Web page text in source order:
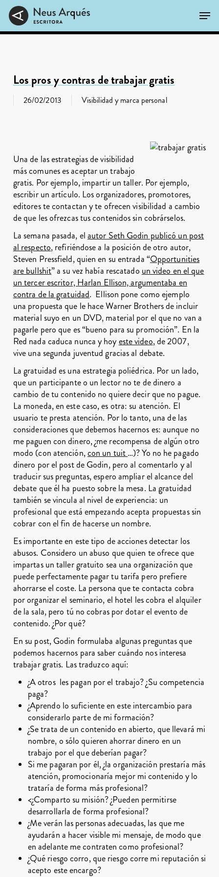
Skip
main
Los pros y contras de trabajar gratis
26/02/2013 Visibilidad y marca personal
Una de las estrategias de visibilidad
más comunes es aceptar un trabajo
gratis. Por ejemplo, impartir un taller. Por ejemplo,
escribir un artículo. Los organizadores, promotores,
editores te contactan y te ofrecen visibilidad a cambio
de que les ofrezcas tus contenidos sin cobrárselos.
La semana pasada, elautor Seth Godin publicó un post
al respecto, refiriéndose a la posición de otro autor,
Steven Pressfield, quien en su entrada “Opportunities
are bullshit” a su vez había rescatado un video en el que
un tercer escritor, Harlan Ellison, argumentaba en
contra de la gratuidad. Ellison pone como ejemplo
una propuesta que le hace Warner Brothers de incluir
material suyo en un DVD, material por el que no van a
pagarle pero que es “bueno para su promoción”. En la
Red nada caduca nunca y hoyeste video, de 2007,
vive una segunda juventud gracias al debate.
La gratuidad es una estrategia poliédrica. Por un lado,
que un participante o un lector no te de dinero a
cambio de tu contenido no quiere decir que no pague.
La moneda, en este caso, es otra: su atención. El
usuario te presta atención. Por lo tanto, una de las
consideraciones que debemos hacernos es: aunque no
me paguen con dinero, ¿me recompensa de algún otro
modo (con atención,con un tuit…)? Yo no he pagado
dinero por el post de Godin, pero al comentarlo y al
traducir sus preguntas, espero ampliar el alcance del
debate que él ha puesto sobre la mesa. La gratuidad
también se vincula al nivel de experiencia: un
profesional que está empezando acepta propuestas sin
cobrar con el fin de hacerse un nombre.
Es importante en este tipo de acciones detectar los
abusos. Considero un abuso que quien te ofrece que
impartas un taller gratuito sea una organización que
puede perfectamente pagar tu tarifa pero prefiere
ahorrarse el coste. La persona que te contacta cobra
por organizar el seminario, el hotel les cobra el alquiler
de la sala, pero tú no cobras por dotar el evento de
contenido. ¿Por qué?
En su post, Godin formulaba algunas preguntas que
podemos hacernos para saber cuándo nos interesa
trabajar gratis. Las traduzco aquí:
¿A otros les pagan por el trabajo? ¿Su competencia
paga?
¿Aprendo lo suficiente en este intercambio para
considerarlo parte de mi formación?
¿Se trata de un contenido en abierto, que llevará mi
nombre, o sólo quieren ahorrar dinero en un
trabajo por el que deberían pagar?
Si me pagaran por él, ¿la organización prestaría más
atención, promocionaría mejor mi contenido y lo
trataría de forma más profesional?
<¿Comparto su misión? ¿Pueden permitirse
desarrollarla de forma profesional?
¿Me verán las personas adecuadas, las que me
ayudarán a hacer visible mi mensaje, de modo que
en adelante me contraten como profesional?
¿Qué riesgo corro, que riesgo corre mi reputación si
acepto este encargo?
Close